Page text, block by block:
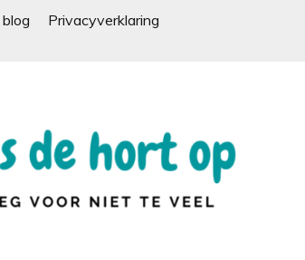
Privacyverklaring